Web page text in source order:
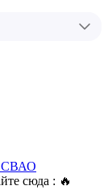
СВАО
сюда : 🔥